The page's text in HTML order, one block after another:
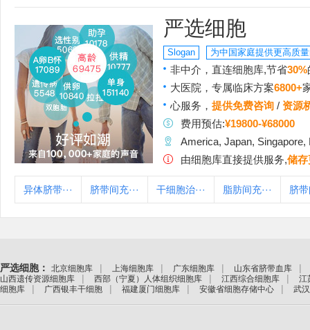
严选细胞
Slogan 为中国家庭提供更高质
非中介，直连细胞库,节省30%
大医院，专属临床方案6800+
心服务， 提供免费咨询 / 资源
费用预估:¥19800-¥68000
America, Japan, Singapore,
由细胞库直接提供服务,储存
异体脐带··· 脐带间充··· 干细胞治··· 脂肪间充··· 脐带
严选细胞： 北京细胞库 | 上海细胞库 | 广东细胞库 | 山东省脐带血库 |
山西遗传资源细胞库 | 西部（宁夏）人体组织细胞库 | 江西综合细胞库 |
江
细胞库
| 广西银丰干细胞 | 福建厦门细胞库 | 安徽省细胞存储中心 | 武